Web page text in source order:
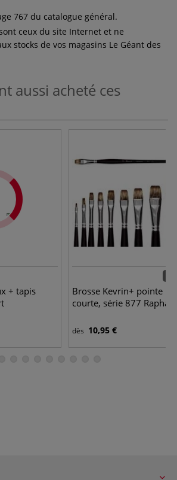
767 du catalogue général.
ceux du site Internet et ne
stocks de vos magasins Le Géant des
aussi acheté ces
+ tapis
Brosse Kevrin+ pointe
courte, série 877 Raphaël
dès 10,95 €